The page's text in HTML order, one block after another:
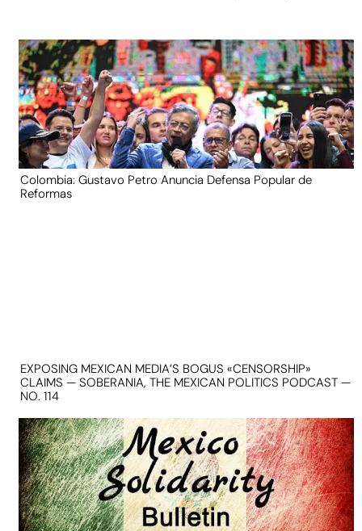
Colombia: Gustavo Petro Anuncia Defensa Popular de
Reformas
EXPOSING MEXICAN MEDIA’S BOGUS «CENSORSHIP»
CLAIMS — SOBERANIA, THE MEXICAN POLITICS PODCAST —
NO. 114